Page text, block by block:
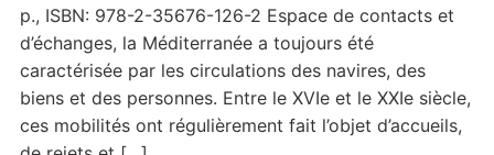
p., ISBN: 978-2-35676-126-2 Espace de contacts et
d’échanges, la Méditerranée a toujours été
caractérisée par les circulations des navires, des
biens et des personnes. Entre le XVIe et le XXIe siècle,
ces mobilités ont régulièrement fait l’objet d’accueils,